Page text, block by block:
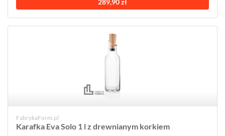
289,90 zł
FabrykaForm.pl
Karafka Eva Solo 1 l z drewnianym korkiem